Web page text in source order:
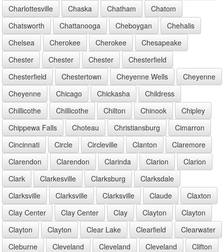
Charlottesville
Chaska Chatham
Chatom
Chatsworth
Chattanooga Cheboygan
Chehalis
Chelsea
Cherokee Cherokee
Chesapeake
Chester
Chester Chester
Chesterfield
Chesterfield
Chestertown Cheyenne Wells
Cheyenne
Cheyenne
Chicago Chickasha
Childress
Chillicothe
Chillicothe Chilton Chinook
Chipley
Chippewa Falls
Choteau Christiansburg
Cimarron
Cincinnati
Circle Circleville Clanton
Claremore
Clarendon
Clarendon Clarinda Clarion
Clarion
Clark
Clarkesville Clarksburg
Clarksdale
Clarksville
Clarksville Clarksville Claude
Claxton
Clay Center
Clay Center Clay Clayton
Clayton
Clayton
Clayton Clear Lake Clearfield
Clearwater
Cleburne
Cleveland Cleveland Cleveland
Clifton